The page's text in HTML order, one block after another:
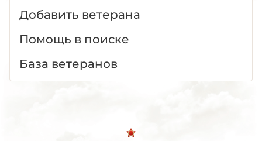
Добавить ветерана
Помощь в поиске
База ветеранов